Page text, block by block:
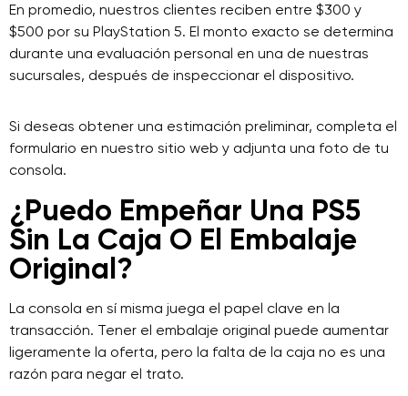
En promedio, nuestros clientes reciben entre $300 y
$500 por su PlayStation 5. El monto exacto se determina
durante una evaluación personal en una de nuestras
sucursales, después de inspeccionar el dispositivo.
Si deseas obtener una estimación preliminar, completa el
formulario en nuestro sitio web y adjunta una foto de tu
consola.
¿Puedo Empeñar Una PS5
Sin La Caja O El Embalaje
Original?
La consola en sí misma juega el papel clave en la
transacción. Tener el embalaje original puede aumentar
ligeramente la oferta, pero la falta de la caja no es una
razón para negar el trato.